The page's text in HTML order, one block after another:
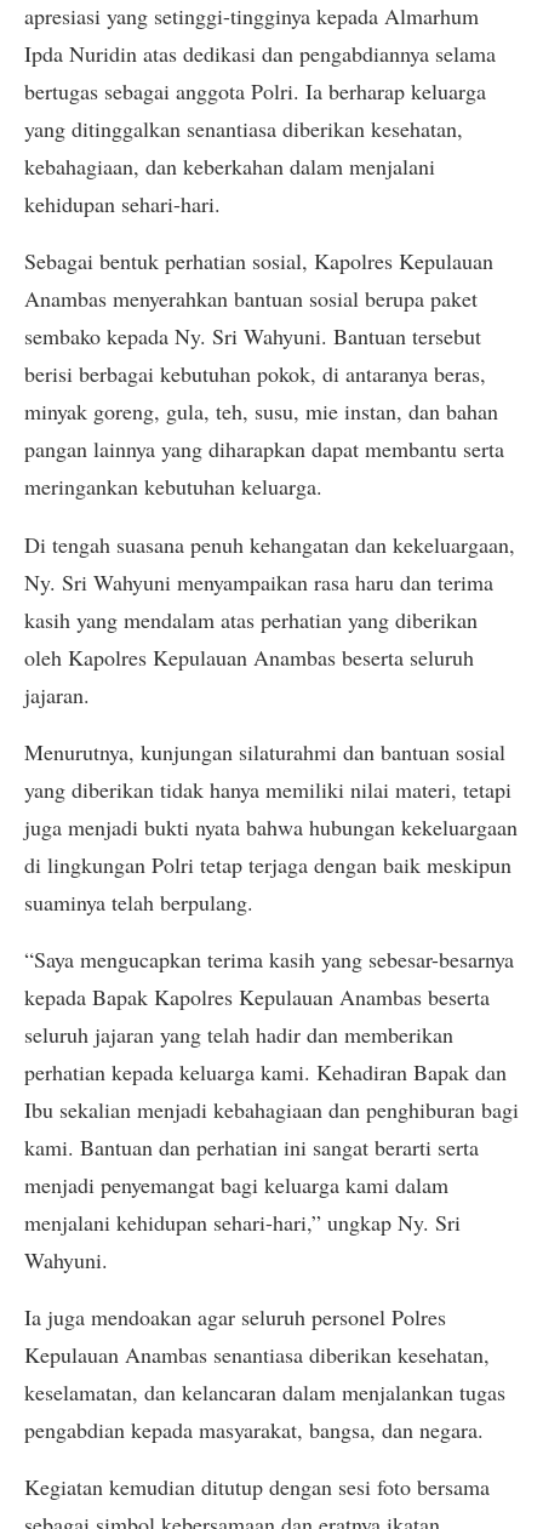
apresiasi yang setinggi-tingginya kepada Almarhum
Ipda Nuridin atas dedikasi dan pengabdiannya selama
bertugas sebagai anggota Polri. Ia berharap keluarga
yang ditinggalkan senantiasa diberikan kesehatan,
kebahagiaan, dan keberkahan dalam menjalani
kehidupan sehari-hari.
Sebagai bentuk perhatian sosial, Kapolres Kepulauan
Anambas menyerahkan bantuan sosial berupa paket
sembako kepada Ny. Sri Wahyuni. Bantuan tersebut
berisi berbagai kebutuhan pokok, di antaranya beras,
minyak goreng, gula, teh, susu, mie instan, dan bahan
pangan lainnya yang diharapkan dapat membantu serta
meringankan kebutuhan keluarga.
Di tengah suasana penuh kehangatan dan kekeluargaan,
Ny. Sri Wahyuni menyampaikan rasa haru dan terima
kasih yang mendalam atas perhatian yang diberikan
oleh Kapolres Kepulauan Anambas beserta seluruh
jajaran.
Menurutnya, kunjungan silaturahmi dan bantuan sosial
yang diberikan tidak hanya memiliki nilai materi, tetapi
juga menjadi bukti nyata bahwa hubungan kekeluargaan
di lingkungan Polri tetap terjaga dengan baik meskipun
suaminya telah berpulang.
“Saya mengucapkan terima kasih yang sebesar-besarnya
kepada Bapak Kapolres Kepulauan Anambas beserta
seluruh jajaran yang telah hadir dan memberikan
perhatian kepada keluarga kami. Kehadiran Bapak dan
Ibu sekalian menjadi kebahagiaan dan penghiburan bagi
kami. Bantuan dan perhatian ini sangat berarti serta
menjadi penyemangat bagi keluarga kami dalam
menjalani kehidupan sehari-hari,” ungkap Ny. Sri
Wahyuni.
Ia juga mendoakan agar seluruh personel Polres
Kepulauan Anambas senantiasa diberikan kesehatan,
keselamatan, dan kelancaran dalam menjalankan tugas
pengabdian kepada masyarakat, bangsa, dan negara.
Kegiatan kemudian ditutup dengan sesi foto bersama